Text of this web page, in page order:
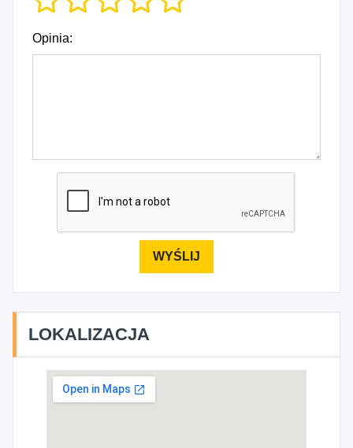
Opinia:
LOKALIZACJA